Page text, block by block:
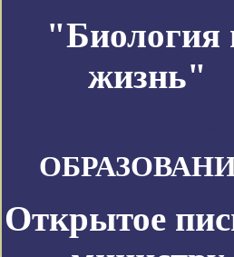
"Биология
жизнь"
Открытое